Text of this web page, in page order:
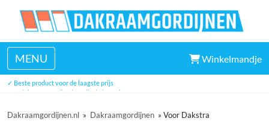
MENU Winkelmandje
✓ Veel uit voorraad leverbaar
✓ Beste product voor de laagste prijs
✓ Unieke eenvoudige installatie in 5 minuten
Dakraamgordijnen.nl » Dakraamgordijnen » Voor Dakstra